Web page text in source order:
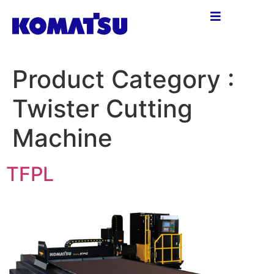
Product Category :
Twister Cutting
Machine
TFPL